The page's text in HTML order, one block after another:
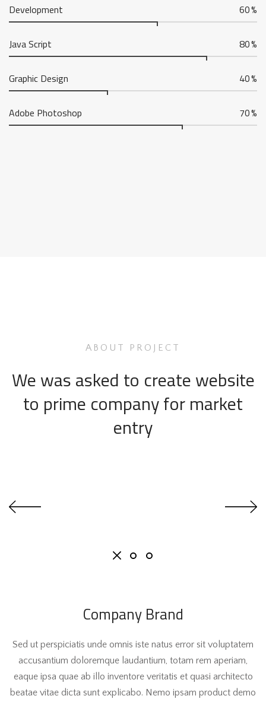
Development 60%
Java Script 80%
Graphic Design 40%
Adobe Photoshop 70%
ABOUT PROJECT
We was asked to create website
to prime company for market
entry
Company Brand
Sed ut perspiciatis unde omnis iste natus error sit voluptatem
accusantium doloremque laudantium, totam rem aperiam,
eaque ipsa quae ab illo inventore veritatis et quasi architecto
beatae vitae dicta sunt explicabo. Nemo ipsam product demo